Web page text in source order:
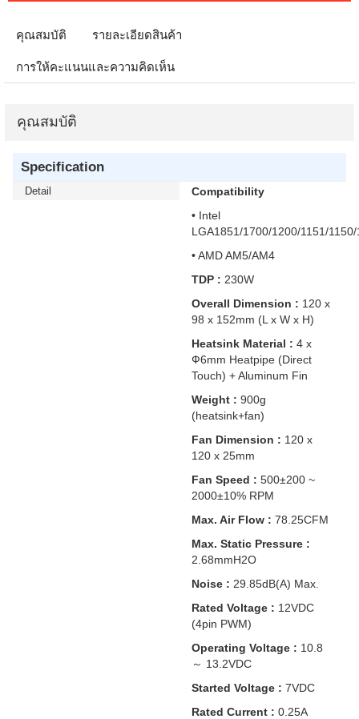
คุณสมบัติ รายละเอียดสินค้า
การให้คะแนนและความคิดเห็น
คุณสมบัติ
Specification
Detail
Compatibility
• Intel
LGA1851/1700/1200/1151/
• AMD AM5/AM4
TDP : 230W
Overall Dimension : 120 x
98 x 152mm (L x W x H)
Heatsink Material : 4 x
Ф6mm Heatpipe (Direct
Touch) + Aluminum Fin
Weight : 900g
(heatsink+fan)
Fan Dimension : 120 x
120 x 25mm
Fan Speed : 500±200 ~
2000±10% RPM
Max. Air Flow : 78.25CFM
Max. Static Pressure :
2.68mmH2O
Noise : 29.85dB(A) Max.
Rated Voltage : 12VDC
(4pin PWM)
Operating Voltage : 10.8
～ 13.2VDC
Started Voltage : 7VDC
Rated Current : 0.25A